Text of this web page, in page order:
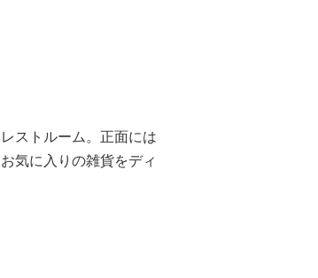
ストルーム。正面には
気に入りの雑貨をディ